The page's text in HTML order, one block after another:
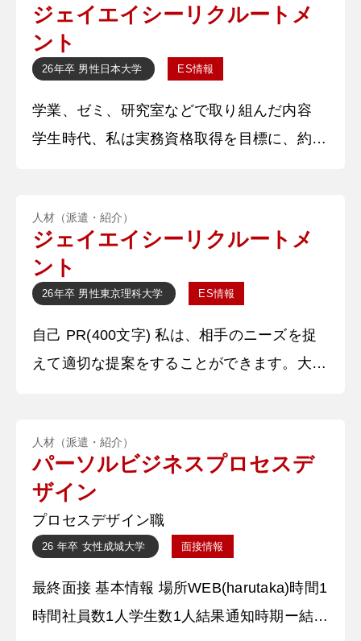
文化共生保育が、日本の教育現場において実
現可能なのかということを研究しました。こ
の経験から、日本の多文化共生保育の実態、
課題などを学ぶことができました 大学生活
で力を注いだ事・学んだ事
ジェイエイシーリクルートメ
ント
26年卒 男性 日本大学 ES情報
学業、ゼミ、研究室などで取り組んだ内容
学生時代、私は実務資格取得を目標に、約〇
復〇時間を参考書を読むことに充て、過去問
で間違えた問題をノートにまとめて復習を徹
底しました。このような計画的かつ継続的な
努力の結果、試験に一発合格することができ
ました。この経験を通じて、限られた時間を
有効活用しながら目標達成に向けて
人材（派遣・紹介）
ジェイエイシーリクルートメ
ント
26年卒 男性東京理科大学 ES情報
自己 PR(400文字) 私は、相手のニーズを捉
えて適切な提案をすることができます。大学
画立案を行いました。この際、まず若者目線
で人気のある飲み物の要因について考え、そ
れに基づいた提案を行った結果、数十人の中
から優秀賞に選ばれました。内容は飲料会社
と若者に人気の高い店の提携を行い、若者が
目にする機会を増やすとい
人材（派遣・紹介）
パーソルビジネスプロセスデ
ザイン
プロセスデザイン職
26 年卒 女性成城大学 面接情報
最終面接 基本情報 場所WEB(harutaka)時間1
時間社員数1人学生数1人結果通知時期ー結果